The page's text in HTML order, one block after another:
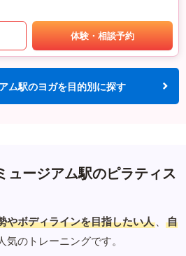
体験・相談予約
ム駅のヨガを目的別に探す
ュージアム駅のピラティス
やボディラインを目指したい人 、
自
気のトレーニングです。